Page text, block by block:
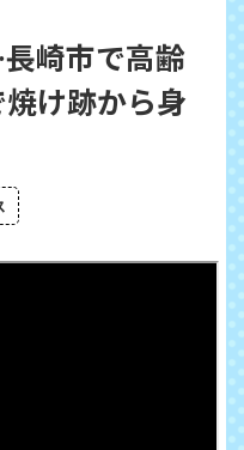
崎市で高齢
け跡から身